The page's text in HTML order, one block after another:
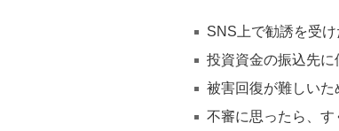
SNS上で勧誘を受
投資資金の振込先
被害回復が難しい
不審に思ったら、